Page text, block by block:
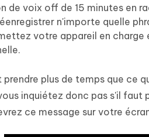
de voix off de 15 minutes en
n'importe quelle
votre appareil en
prendre plus de temps que ce
inquiétez donc pas s'il
ce message sur votre